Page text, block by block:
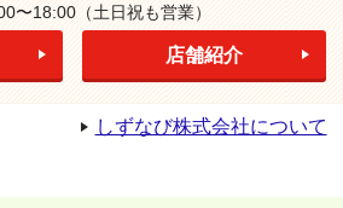
〜18:00（土日祝も営業）
店舗紹介
しずなび株式会社について